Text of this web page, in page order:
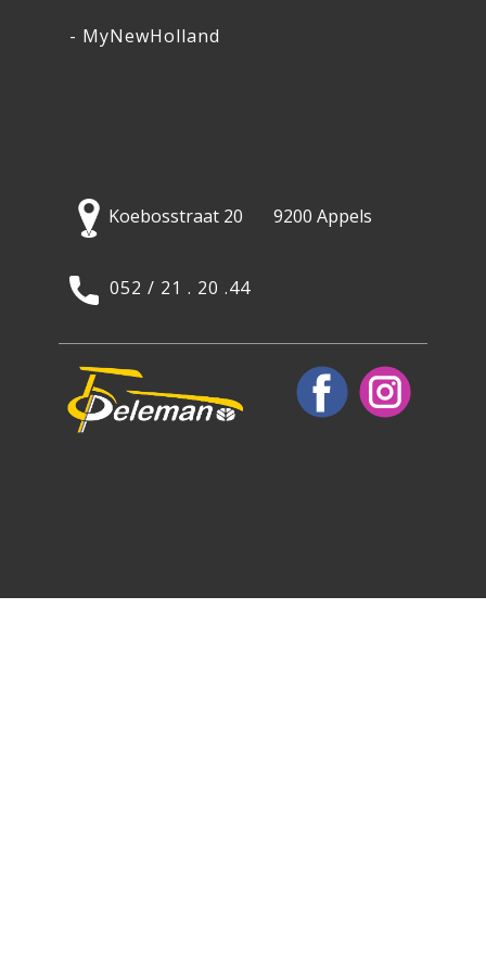
- MyNewHolland
Koebosstraat 20 9200 Appels
052 / 21 . 20 .44